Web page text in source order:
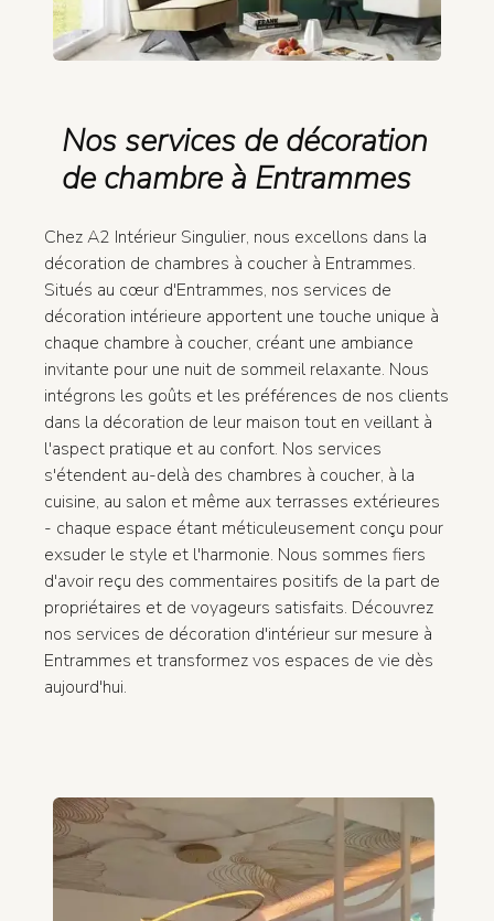
Nos services de décoration
de chambre à Entrammes
Chez A2 Intérieur Singulier, nous excellons dans la
décoration de chambres à coucher à Entrammes.
Situés au cœur d'Entrammes, nos services de
décoration intérieure apportent une touche unique à
chaque chambre à coucher, créant une ambiance
invitante pour une nuit de sommeil relaxante. Nous
intégrons les goûts et les préférences de nos clients
dans la décoration de leur maison tout en veillant à
l'aspect pratique et au confort. Nos services
s'étendent au-delà des chambres à coucher, à la
cuisine, au salon et même aux terrasses extérieures
- chaque espace étant méticuleusement conçu pour
exsuder le style et l'harmonie. Nous sommes fiers
d'avoir reçu des commentaires positifs de la part de
propriétaires et de voyageurs satisfaits. Découvrez
nos services de décoration d'intérieur sur mesure à
Entrammes et transformez vos espaces de vie dès
aujourd'hui.